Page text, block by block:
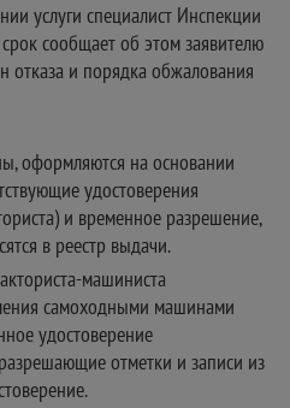
услуги специалист Инспекции
сообщает об этом заявителю
отказа и порядка обжалования
оформляются на основании
удостоверения
и временное разрешение,
в реестр выдачи.
машиниста
самоходными машинами
удостоверение
отметки и записи из